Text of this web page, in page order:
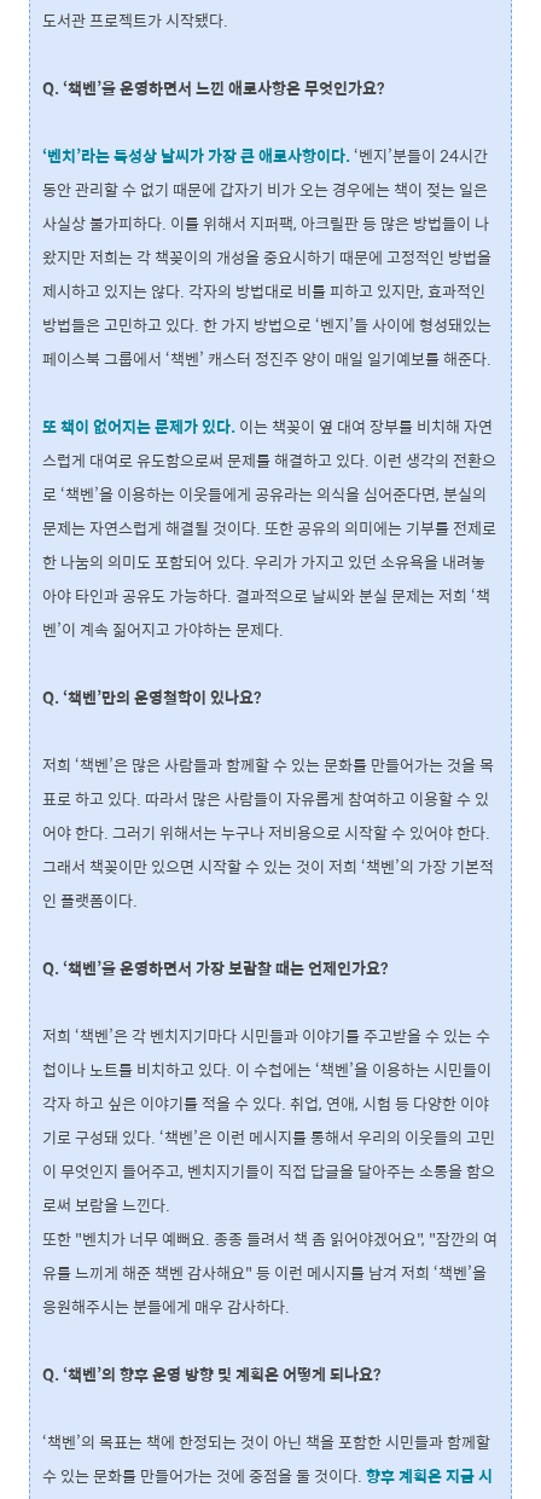
도서관 프로젝트가 시작됐다.
Q. ‘책벤’을 운영하면서 느낀 애로사항은 무엇인가요?
‘벤치’라는 특성상 날씨가 가장 큰 애로사항이다.‘벤지’분들이 24시간
동안 관리할 수 없기 때문에 갑자기 비가 오는 경우에는 책이 젖는 일은
사실상 불가피하다. 이를 위해서 지퍼팩, 아크릴판 등 많은 방법들이 나
왔지만 저희는 각 책꽂이의 개성을 중요시하기 때문에 고정적인 방법을
제시하고 있지는 않다. 각자의 방법대로 비를 피하고 있지만, 효과적인
방법들은 고민하고 있다. 한 가지 방법으로 ‘벤지’들 사이에 형성돼있는
페이스북 그룹에서 ‘책벤’ 캐스터 정진주 양이 매일 일기예보를 해준다.
또 책이 없어지는 문제가 있다.이는 책꽂이 옆 대여 장부를 비치해 자연
스럽게 대여로 유도함으로써 문제를 해결하고 있다. 이런 생각의 전환으
로 ‘책벤’을 이용하는 이웃들에게 공유라는 의식을 심어준다면, 분실의
문제는 자연스럽게 해결될 것이다. 또한 공유의 의미에는 기부를 전제로
한 나눔의 의미도 포함되어 있다. 우리가 가지고 있던 소유욕을 내려놓
아야 타인과 공유도 가능하다. 결과적으로 날씨와 분실 문제는 저희 ‘책
벤’이 계속 짊어지고 가야하는 문제다.
Q. ‘책벤’만의 운영철학이 있나요?
저희 ‘책벤’은 많은 사람들과 함께할 수 있는 문화를 만들어가는 것을 목
표로 하고 있다. 따라서 많은 사람들이 자유롭게 참여하고 이용할 수 있
어야 한다. 그러기 위해서는 누구나 저비용으로 시작할 수 있어야 한다.
그래서 책꽂이만 있으면 시작할 수 있는 것이 저희 ‘책벤’의 가장 기본적
인 플랫폼이다.
Q. ‘책벤’을 운영하면서 가장 보람찰 때는 언제인가요?
저희 ‘책벤’은 각 벤치지기마다 시민들과 이야기를 주고받을 수 있는 수
첩이나 노트를 비치하고 있다. 이 수첩에는 ‘책벤’을 이용하는 시민들이
각자 하고 싶은 이야기를 적을 수 있다. 취업, 연애, 시험 등 다양한 이야
기로 구성돼 있다. ‘책벤’은 이런 메시지를 통해서 우리의 이웃들의 고민
이 무엇인지 들어주고, 벤치지기들이 직접 답글을 달아주는 소통을 함으
로써 보람을 느낀다.
또한 "벤치가 너무 예뻐요. 종종 들려서 책 좀 읽어야겠어요", "잠깐의 여
유를 느끼게 해준 책벤 감사해요" 등 이런 메시지를 남겨 저희 ‘책벤’을
응원해주시는 분들에게 매우 감사하다.
Q. ‘책벤’의 향후 운영 방향 및 계획은 어떻게 되나요?
‘책벤’의 목표는 책에 한정되는 것이 아닌 책을 포함한 시민들과 함께할
수 있는 문화를 만들어가는 것에 중점을 둘 것이다.향후 계획은 지금 시